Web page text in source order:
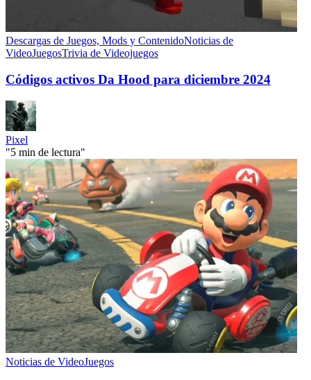
Descargas de Juegos, Mods y ContenidoNoticias de
VideoJuegosTrivia de Videojuegos
Códigos activos Da Hood para diciembre 2024
Pixel
"5 min de lectura"
Noticias de VideoJuegos